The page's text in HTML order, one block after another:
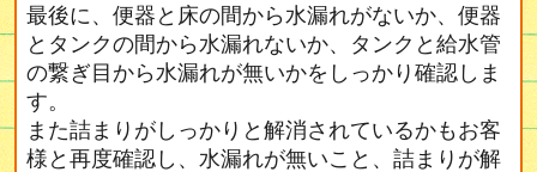
最後に、便器と床の間から水漏れがないか、便器
とタンクの間から水漏れないか、タンクと給水管
の繋ぎ目から水漏れが無いかをしっかり確認しま
す。
また詰まりがしっかりと解消されているかもお客
様と再度確認し、水漏れが無いこと、詰まりが解